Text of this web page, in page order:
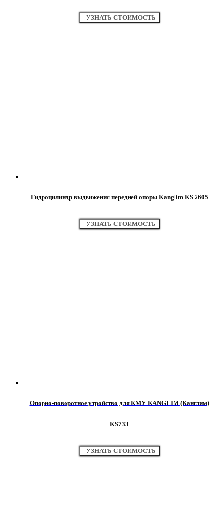
УЗНАТЬ СТОИМОСТЬ
Гидроцилиндр выдвижения передней опоры Kanglim KS 2605
УЗНАТЬ СТОИМОСТЬ
Опорно-поворотное утройство для КМУ KANGLIM (Канглим)
KS733
УЗНАТЬ СТОИМОСТЬ